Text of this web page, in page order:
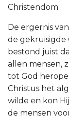
Christendom.
De ergernis
de gekruisigde
bestond juist
allen mensen,
tot God
Christus het
wilde en kon
de mensen